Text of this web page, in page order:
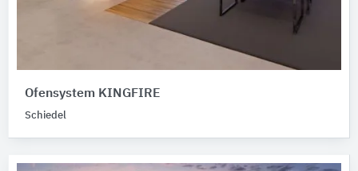
Ofensystem KINGFIRE
Schiedel